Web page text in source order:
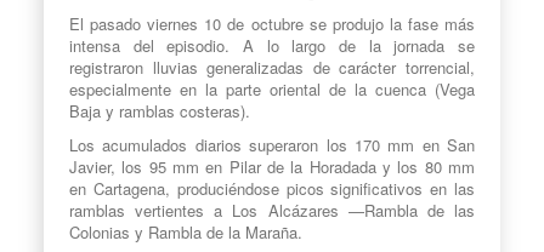
El pasado viernes 10 de octubre se produjo la fase más
intensa del episodio. A lo largo de la jornada se
registraron lluvias generalizadas de carácter torrencial,
especialmente en la parte oriental de la cuenca (Vega
Baja y ramblas costeras).
Los acumulados diarios superaron los 170 mm en San
Javier, los 95 mm en Pilar de la Horadada y los 80 mm
en Cartagena, produciéndose picos significativos en las
ramblas vertientes a Los Alcázares —Rambla de las
Colonias y Rambla de la Maraña.